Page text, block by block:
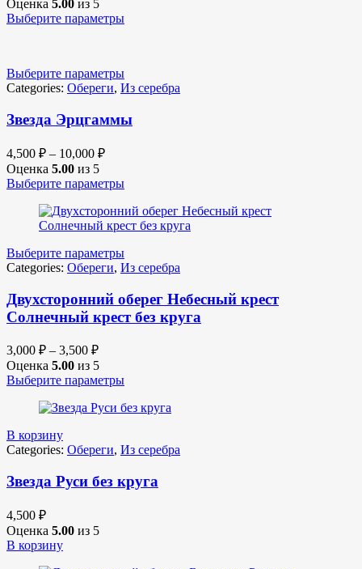
Оценка 5.00 из 5
Выберите параметры
Выберите параметры
Categories: Обереги, Из серебра
Звезда Эрцгаммы
4,500 ₽ – 10,000 ₽
Оценка 5.00 из 5
Выберите параметры
Выберите параметры
Categories: Обереги, Из серебра
Двухсторонний оберег Небесный крест
Солнечный крест без круга
3,000 ₽ – 3,500 ₽
Оценка 5.00 из 5
Выберите параметры
В корзину
Categories: Обереги, Из серебра
Звезда Руси без круга
4,500 ₽
Оценка 5.00 из 5
В корзину